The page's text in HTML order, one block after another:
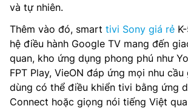
và tự nhiên.
Thêm vào đó, smart tivi Sony giá rẻ
hệ điều hành Google TV mang đến
quan, kho ứng dụng phong phú như
FPT Play, VieON đáp ứng mọi nhu
dùng có thể điều khiển tivi bằng ứng
Connect hoặc giọng nói tiếng Việt